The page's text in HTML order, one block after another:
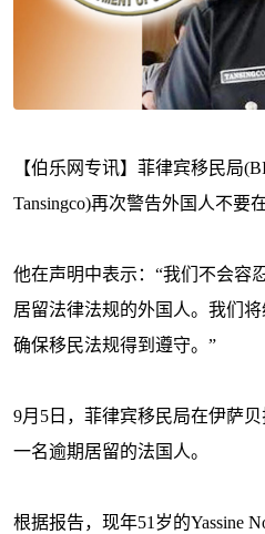
【伯乐网专讯】菲律宾移民局
Tansingco)再次警告外国人不要
他在声明中表示：“我们不会容
居留法律法规的外国人。我们将
确保移民法规得到遵守。”
9月5日，菲律宾移民局在伊萨贝
一名逾期居留的法国人。
根据报告，现年51岁的Yassine